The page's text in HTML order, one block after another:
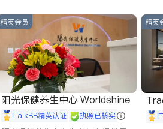
精英会员
阳光保健养生中心 Worldshine
iTalkBB精英认证 执照已核实
精英